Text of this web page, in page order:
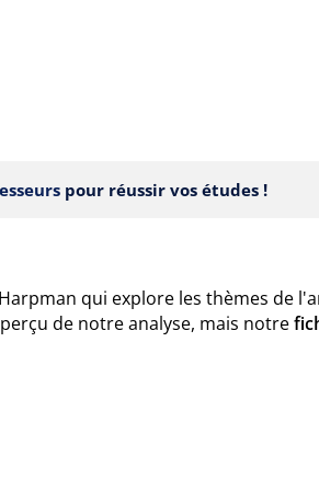
pour réussir vos études !
qui explore les thèmes de
de notre analyse, mais notre